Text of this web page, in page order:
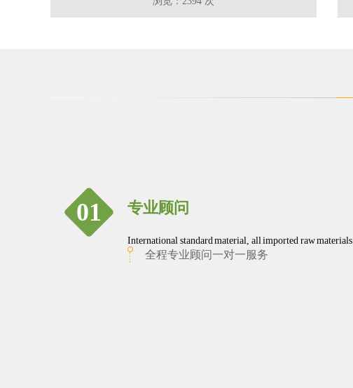
01 专业顾问
International standard material, all imported raw materials
全程专业顾问一对一服务